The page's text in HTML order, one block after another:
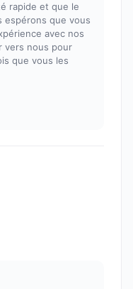
rapide et que le
espérons que vous
avec nos
vers nous pour
que vous les